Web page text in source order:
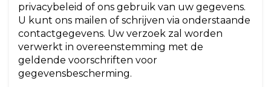
privacybeleid of ons gebruik van uw gegevens.
U kunt ons mailen of schrijven via onderstaande
contactgegevens. Uw verzoek zal worden
verwerkt in overeenstemming met de
geldende voorschriften voor
gegevensbescherming.